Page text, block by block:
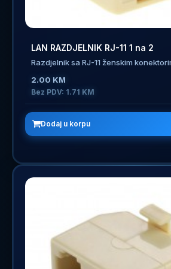
LAN RAZDJELNIK RJ-11 1 na 2
Razdjelnik sa RJ-11 ženskim
2.00 KM
Bez PDV: 1.71 KM
Dodaj u korpu